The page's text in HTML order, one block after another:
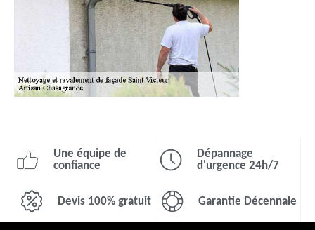
Une équipe de
confiance
Dépannage
d'urgence 24h/7
Devis 100% gratuit Garantie Décennale